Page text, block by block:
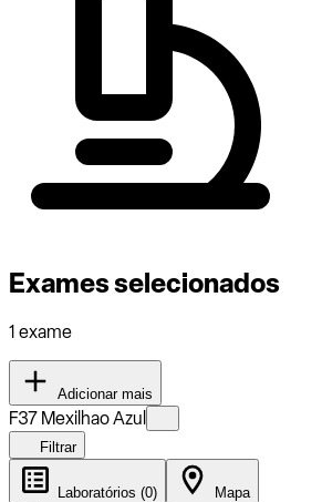
Exames selecionados
1 exame
Adicionar mais
F37 Mexilhao Azul
Filtrar
Laboratórios (0) Mapa